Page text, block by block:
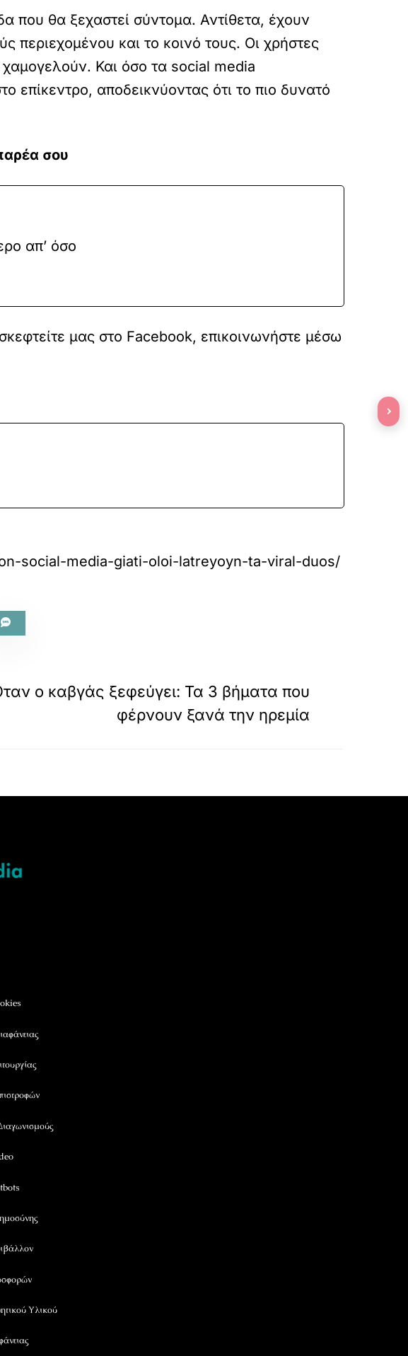
που θα ξεχαστεί σύντομα. Αντίθετα, έχουν
περιεχομένου και το κοινό τους. Οι χρήστες
χαμογελούν. Και όσο τα social media
επίκεντρο, αποδεικνύοντας ότι το πιο δυνατό
σου
απ’ όσο
μας στο Facebook, επικοινωνήστε μέσω
social-media-giati-oloi-latreyoyn-ta-viral-duos/
ο καβγάς ξεφεύγει: Τα 3 βήματα που
φέρνουν ξανά την ηρεμία
Υλικού
›